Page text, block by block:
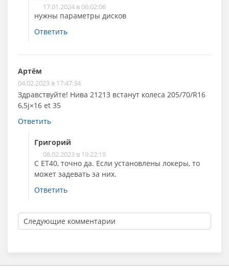
17.01.2024 в 06:02:06
нужны параметры дисков
Ответить
Артём
04.02.2023 в 17:47:34
Здравствуйте! Нива 21213 встанут колеса 205/70/R16
6,5j×16 et 35
Ответить
Григорий
08.02.2023 в 19:22:19
С ET40, точно да. Если установлены локеры, то
может задевать за них.
Ответить
Следующие комментарии